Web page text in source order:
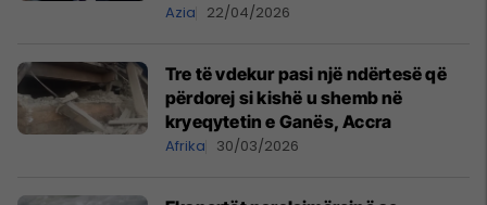
Azia 22/04/2026
Tre të vdekur pasi një ndërtesë që
përdorej si kishë u shemb në
kryeqytetin e Ganës, Accra
Afrika 30/03/2026